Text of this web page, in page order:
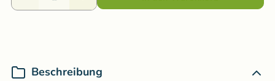
Beschreibung